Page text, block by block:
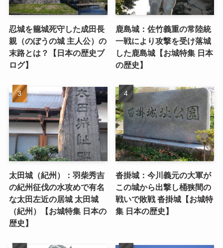
忍城を籠城死守した成田長
親（のぼうの城 主人公）の
末路とは？【日本の歴史ブ
ログ】
鹿島城：佐竹義重の常陸統
一戦により攻撃を受け落城
した鹿島城【お城特集 日本
の歴史】
太田城（紀州）：羽柴秀吉
の紀州征伐の水攻めで有名
な太田左近の居城 太田城
（紀州）【お城特集 日本の
歴史】
沓掛城：今川義元の大軍が
この城から出撃し桶狭間の
戦いで敗戦 沓掛城【お城特
集 日本の歴史】